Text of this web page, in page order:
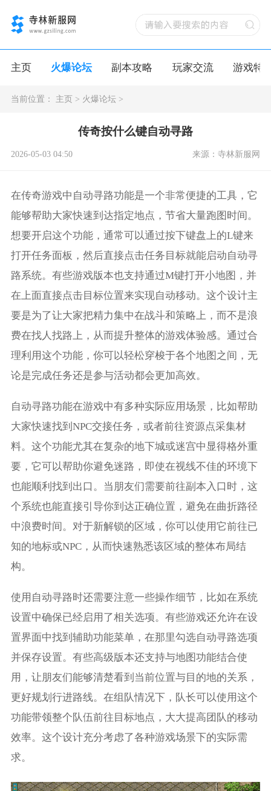
主页 火爆论坛 副本攻略 玩家交流 游戏特
当前位置： 主页> 火爆论坛>
传奇按什么键自动寻路
2026-05-03 04:50 来源：寺林新服网
在传奇游戏中自动寻路功能是一个非常便捷的工具，它
能够帮助大家快速到达指定地点，节省大量跑图时间。
想要开启这个功能，通常可以通过按下键盘上的L键来
打开任务面板，然后直接点击任务目标就能启动自动寻
路系统。有些游戏版本也支持通过M键打开小地图，并
在上面直接点击目标位置来实现自动移动。这个设计主
要是为了让大家把精力集中在战斗和策略上，而不是浪
费在找人找路上，从而提升整体的游戏体验感。通过合
理利用这个功能，你可以轻松穿梭于各个地图之间，无
论是完成任务还是参与活动都会更加高效。
自动寻路功能在游戏中有多种实际应用场景，比如帮助
大家快速找到NPC交接任务，或者前往资源点采集材
料。这个功能尤其在复杂的地下城或迷宫中显得格外重
要，它可以帮助你避免迷路，即使在视线不佳的环境下
也能顺利找到出口。当朋友们需要前往副本入口时，这
个系统也能直接引导你到达正确位置，避免在曲折路径
中浪费时间。对于新解锁的区域，你可以使用它前往已
知的地标或NPC，从而快速熟悉该区域的整体布局结
构。
使用自动寻路时还需要注意一些操作细节，比如在系统
设置中确保已经启用了相关选项。有些游戏还允许在设
置界面中找到辅助功能菜单，在那里勾选自动寻路选项
并保存设置。有些高级版本还支持与地图功能结合使
用，让朋友们能够清楚看到当前位置与目的地的关系，
更好规划行进路线。在组队情况下，队长可以使用这个
功能带领整个队伍前往目标地点，大大提高团队的移动
效率。这个设计充分考虑了各种游戏场景下的实际需
求。